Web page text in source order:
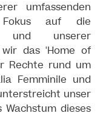
umfassenden
Fokus auf die
und unserer
wir das 'Home of
Rechte rund um
Femminile und
unser
dieses